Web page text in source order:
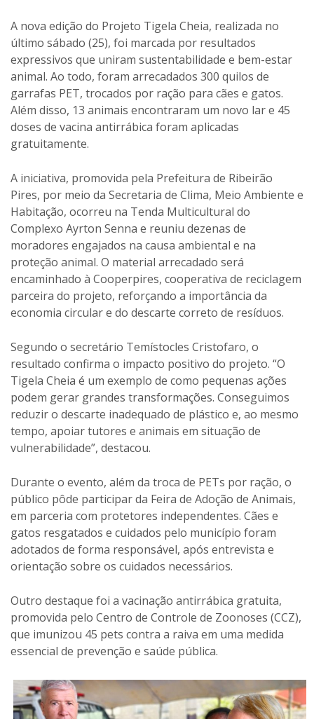
A nova edição do Projeto Tigela Cheia, realizada no
último sábado (25), foi marcada por resultados
expressivos que uniram sustentabilidade e bem-estar
animal. Ao todo, foram arrecadados 300 quilos de
garrafas PET, trocados por ração para cães e gatos.
Além disso, 13 animais encontraram um novo lar e 45
doses de vacina antirrábica foram aplicadas
gratuitamente.
A iniciativa, promovida pela Prefeitura de Ribeirão
Pires, por meio da Secretaria de Clima, Meio Ambiente e
Habitação, ocorreu na Tenda Multicultural do
Complexo Ayrton Senna e reuniu dezenas de
moradores engajados na causa ambiental e na
proteção animal. O material arrecadado será
encaminhado à Cooperpires, cooperativa de reciclagem
parceira do projeto, reforçando a importância da
economia circular e do descarte correto de resíduos.
Segundo o secretário Temístocles Cristofaro, o
resultado confirma o impacto positivo do projeto. “O
Tigela Cheia é um exemplo de como pequenas ações
podem gerar grandes transformações. Conseguimos
reduzir o descarte inadequado de plástico e, ao mesmo
tempo, apoiar tutores e animais em situação de
vulnerabilidade”, destacou.
Durante o evento, além da troca de PETs por ração, o
público pôde participar da Feira de Adoção de Animais,
em parceria com protetores independentes. Cães e
gatos resgatados e cuidados pelo município foram
adotados de forma responsável, após entrevista e
orientação sobre os cuidados necessários.
Outro destaque foi a vacinação antirrábica gratuita,
promovida pelo Centro de Controle de Zoonoses (CCZ),
que imunizou 45 pets contra a raiva em uma medida
essencial de prevenção e saúde pública.